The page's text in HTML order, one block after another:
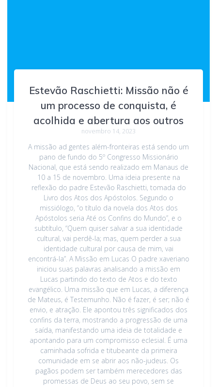
Estevão Raschietti: Missão não é
um processo de conquista, é
acolhida e abertura aos outros
novembro 14, 2023
A missão ad gentes além-fronteiras está sendo um
pano de fundo do 5º Congresso Missionário
Nacional, que está sendo realizado em Manaus de
10 a 15 de novembro. Uma ideia presente na
reflexão do padre Estevão Raschietti, tomada do
Livro dos Atos dos Apóstolos. Segundo o
missiólogo, “o título da novela dos Atos dos
Apóstolos seria Até os Confins do Mundo”, e o
subtítulo, “Quem quiser salvar a sua identidade
cultural, vai perdê-la; mas, quem perder a sua
identidade cultural por causa de mim, vai
encontrá-la”. A Missão em Lucas O padre xaveriano
iniciou suas palavras analisando a missão em
Lucas partindo do texto de Atos e do texto
evangélico. Uma missão que em Lucas, a diferença
de Mateus, é Testemunho. Não é fazer, é ser; não é
envio, e atração. Ele apontou três significados dos
confins da terra, mostrando a progressão de uma
saída, manifestando uma ideia de totalidade e
apontando para um compromisso eclesial. É uma
caminhada sofrida e titubeante da primeira
comunidade em se abrir aos não-judeus. Os
pagãos podem ser também merecedores das
promessas de Deus ao seu povo, sem se